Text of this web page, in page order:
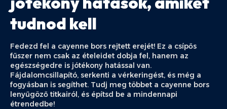
tudnod kell
Fedezd fel a cayenne bors rejtett erejét! Ez a csípős
fűszer nem csak az ételeidet dobja fel, hanem az
egészségedre is jótékony hatással van.
Fájdalomcsillapító, serkenti a vérkeringést, és még a
fogyásban is segíthet. Tudj meg többet a cayenne bors
lenyűgöző titkairól, és építsd be a mindennapi
étrendedbe!